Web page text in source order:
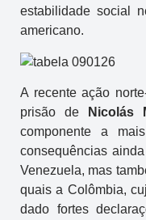
estabilidade social
americano.
A recente ação
prisão de
Nicolás
componente a
consequências
Venezuela, mas
quais a Colômbia,
dado fortes